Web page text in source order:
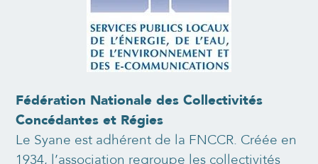
Fédération Nationale des Collectivités
Concédantes et Régies
Le Syane est adhérent de la FNCCR. Créée en
1934, l’association regroupe les collectivités